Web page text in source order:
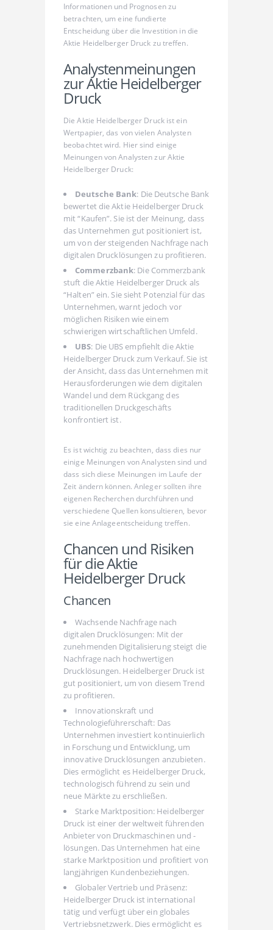
Informationen und Prognosen zu
betrachten, um eine fundierte
Entscheidung über die Investition in die
Aktie Heidelberger Druck zu treffen.
Analystenmeinungen
zur Aktie Heidelberger
Druck
Die Aktie Heidelberger Druck ist ein
Wertpapier, das von vielen Analysten
beobachtet wird. Hier sind einige
Meinungen von Analysten zur Aktie
Heidelberger Druck:
Deutsche Bank: Die Deutsche Bank
bewertet die Aktie Heidelberger Druck
mit “Kaufen”. Sie ist der Meinung, dass
das Unternehmen gut positioniert ist,
um von der steigenden Nachfrage nach
digitalen Drucklösungen zu profitieren.
Commerzbank: Die Commerzbank
stuft die Aktie Heidelberger Druck als
“Halten” ein. Sie sieht Potenzial für das
Unternehmen, warnt jedoch vor
möglichen Risiken wie einem
schwierigen wirtschaftlichen Umfeld.
UBS: Die UBS empfiehlt die Aktie
Heidelberger Druck zum Verkauf. Sie ist
der Ansicht, dass das Unternehmen mit
Herausforderungen wie dem digitalen
Wandel und dem Rückgang des
traditionellen Druckgeschäfts
konfrontiert ist.
Es ist wichtig zu beachten, dass dies nur
einige Meinungen von Analysten sind und
dass sich diese Meinungen im Laufe der
Zeit ändern können. Anleger sollten ihre
eigenen Recherchen durchführen und
verschiedene Quellen konsultieren, bevor
sie eine Anlageentscheidung treffen.
Chancen und Risiken
für die Aktie
Heidelberger Druck
Chancen
Wachsende Nachfrage nach
digitalen Drucklösungen: Mit der
zunehmenden Digitalisierung steigt die
Nachfrage nach hochwertigen
Drucklösungen. Heidelberger Druck ist
gut positioniert, um von diesem Trend
zu profitieren.
Innovationskraft und
Technologieführerschaft: Das
Unternehmen investiert kontinuierlich
in Forschung und Entwicklung, um
innovative Drucklösungen anzubieten.
Dies ermöglicht es Heidelberger Druck,
technologisch führend zu sein und
neue Märkte zu erschließen.
Starke Marktposition: Heidelberger
Druck ist einer der weltweit führenden
Anbieter von Druckmaschinen und -
lösungen. Das Unternehmen hat eine
starke Marktposition und profitiert von
langjährigen Kundenbeziehungen.
Globaler Vertrieb und Präsenz:
Heidelberger Druck ist international
tätig und verfügt über ein globales
Vertriebsnetzwerk. Dies ermöglicht es